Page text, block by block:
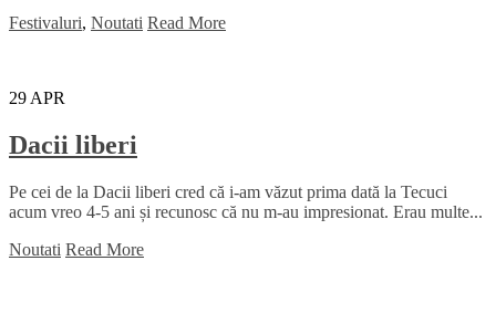
Festivaluri, Noutati Read More
29 APR
Dacii liberi
Pe cei de la Dacii liberi cred că i-am văzut prima dată la Tecuci
acum vreo 4-5 ani și recunosc că nu m-au impresionat. Erau multe...
Noutati Read More